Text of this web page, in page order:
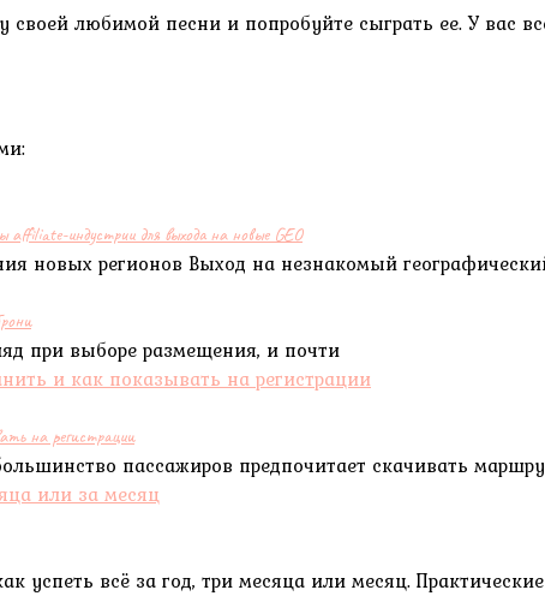
своей любимой песни и попробуйте сыграть ее. У вас
индустрии для выхода на новые GEO
новых регионов Выход на незнакомый
при выборе размещения, и почти
на регистрации
пассажиров предпочитает скачивать
успеть всё за год, три месяца или месяц. Практические